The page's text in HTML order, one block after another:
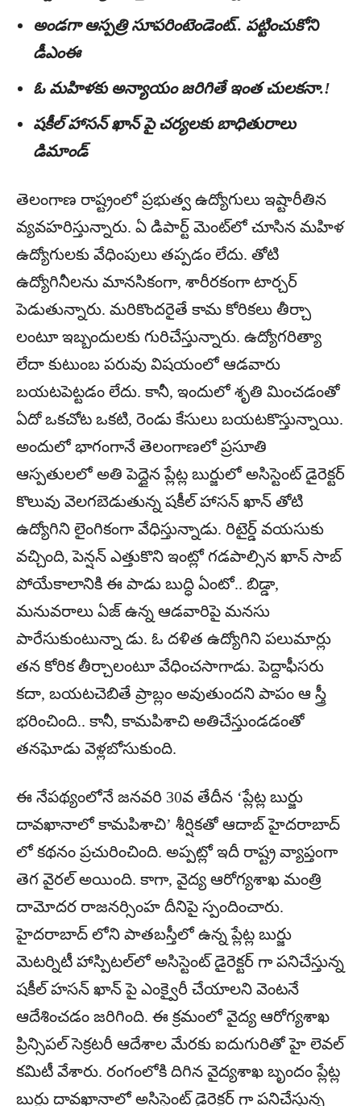
అండగా ఆస్పత్రి సూపరింటెండెంట్‌.. పట్టించుకోని
డీఎంఈ
ఓ మహిళకు అన్యాయం జరిగితే ఇంత చులకనా.!
షకీల్‌ హాసన్‌ ఖాన్‌ పై చర్యలకు బాధితురాలు
డిమాండ్‌
తెలంగాణ రాష్ట్రంలో ప్రభుత్వ ఉద్యోగులు ఇష్టారీతిన
వ్యవహరిస్తున్నారు. ఏ డిపార్ట్‌ మెంట్‌లో చూసిన మహిళ
ఉద్యోగులకు వేధింపులు తప్పడం లేదు. తోటి
ఉద్యోగినీలను మానసికంగా, శారీరకంగా టార్చర్‌
పెడుతున్నారు. మరికొందరైతే కామ కోరికలు తీర్చా
లంటూ ఇబ్బందులకు గురిచేస్తున్నారు. ఉద్యోగరిత్యా
లేదా కుటుంబ పరువు విషయంలో ఆడవారు
బయటపెట్టడం లేదు. కానీ, ఇందులో శృతి మించడంతో
ఏదో ఒకచోట ఒకటి, రెండు కేసులు బయటకొస్తున్నాయి.
అందులో భాగంగానే తెలంగాణలో ప్రసూతి
ఆస్పతులలో అతి పెద్దైన ప్లేట్ల బుర్జులో అసిస్టెంట్‌ డైరెక్టర్‌
కొలువు వెలగబెడుతున్న షకీల్‌ హాసన్‌ ఖాన్‌ తోటి
ఉద్యోగిని లైంగికంగా వేధిస్తున్నాడు. రిటైర్డ్‌ వయసుకు
వచ్చింది, పెన్షన్‌ ఎత్తుకొని ఇంట్లో గడపాల్సిన ఖాన్‌ సాబ్‌
పోయేకాలానికి ఈ పాడు బుద్ధి ఏంటో.. బిడ్డా,
మనువరాలు ఏజ్‌ ఉన్న ఆడవారిపై మనసు
పారేసుకుంటున్నా డు. ఓ దళిత ఉద్యోగిని పలుమార్లు
తన కోరిక తీర్చాలంటూ వేధించసాగాడు. పెద్దాఫీసరు
కదా, బయటచెబితే ప్రాబ్లం అవుతుందని పాపం ఆ స్త్రీ
భరించింది.. కానీ, కామపిశాచి అతిచేస్తుండడంతో
తనఘోడు వెళ్లబోసుకుంది.
ఈ నేపథ్యంలోనే జనవరి 30వ తేదీన ‘ప్లేట్ల బుర్జు
దావఖానాలో కామపిశాచి’ శీర్షికతో ఆదాబ్‌ హైదరాబాద్‌
లో కథనం ప్రచురించింది. అప్పట్లో ఇదీ రాష్ట్ర వ్యాప్తంగా
తెగ వైరల్‌ అయింది. కాగా, వైద్య ఆరోగ్యశాఖ మంత్రి
దామోదర రాజనర్సింహ దీనిపై స్పందించారు.
హైదరాబాద్‌ లోని పాతబస్తీలో ఉన్న ప్లేట్ల బుర్జు
మెటర్నిటీ హాస్పిటల్‌లో అసిస్టెంట్‌ డైరెక్టర్‌ గా పనిచేస్తున్న
షకీల్‌ హసన్‌ ఖాన్‌ పై ఎంక్వైరీ చేయాలని వెంటనే
ఆదేశించడం జరిగింది. ఈ క్రమంలో వైద్య ఆరోగ్యశాఖ
ప్రిన్సిపల్‌ సెక్రటరీ ఆదేశాల మేరకు ఐదుగురితో హై లెవల్‌
కమిటీ వేశారు. రంగంలోకి దిగిన వైద్యశాఖ బృందం ప్లేట్ల
బుర్జు దావఖానాలో అసిస్టెంట్‌ డైరెక్టర్‌ గా పనిచేస్తున్న